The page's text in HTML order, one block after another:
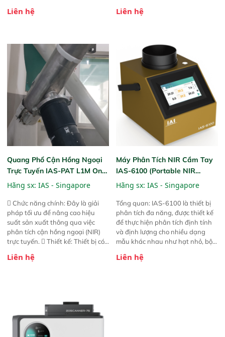
Phạm vi ứng dụng rộng: Đáp ứng
ngành công nghiệp khác nhau. 
Độ nhạy cao: Trang bị đầu dò
InGaAs độ nhạy cao, cung cấp
phản hồi phổ tuyến tính đầy đủ,
đảm bảo độ chính xác và khả
năng lặp lại tối ưu.
Liên hệ
Thiết bị linh hoạt cho nhiều kịch
trực tiếp ngoài đồng ruộng.
Liên hệ
Quang Phổ Cận Hồng Ngoại
Trực Tuyến IAS-PAT L1M On-
Line NIR
Hãng sx: IAS - Singapore
 Chức năng chính: Đây là giải
pháp tối ưu để nâng cao hiệu
suất sản xuất thông qua việc
phân tích cận hồng ngoại (NIR)
trực tuyến.  Thiết kế: Thiết bị có
hỗ trợ tản nhiệt tăng cường và đã
liệu để tăng chỉ số ROI cho doanh
nghiệp.
Liên hệ
Máy Phân Tích NIR Cầm Tay
IAS-6100 (Portable NIR
Analyzer)
Hãng sx: IAS - Singapore
Tổng quan: IAS-6100 là thiết bị
phân tích đa năng, được thiết kế
để thực hiện phân tích định tính
và định lượng cho nhiều dạng
mẫu khác nhau như hạt nhỏ, bột,
này cho phép bất kỳ ai cũng có
Liên hệ